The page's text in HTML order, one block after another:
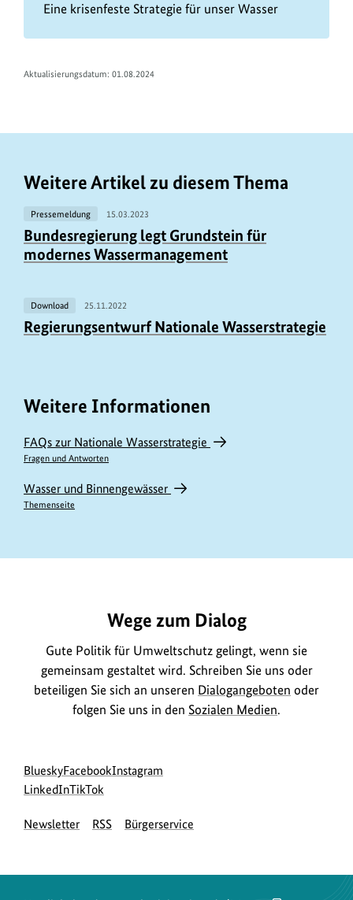
Eine krisenfeste Strategie für unser Wasser
Aktualisierungsdatum: 01.08.2024
Weitere Artikel zu diesem Thema
Pressemeldung 15.03.2023
Bundesregierung legt Grundstein für
modernes Wassermanagement
Download 25.11.2022
Regierungsentwurf Nationale Wasserstrategie
Weitere Informationen
FAQs zur Nationale Wasserstrategie
Fragen und Antworten
Wasser und Binnengewässer
Themenseite
Wege zum Dialog
Gute Politik für Umweltschutz gelingt, wenn sie
gemeinsam gestaltet wird. Schreiben Sie uns oder
beteiligen Sie sich an unseren Dialogangeboten oder
folgen Sie uns in den Sozialen Medien.
Social
Media
Blueskyzur
Bluesky-
des
Facebookzur
des
Instagram
des
LinkedInzur
Seite
zur
Seite
TikTok
Newsletter RSS Bürgerservice